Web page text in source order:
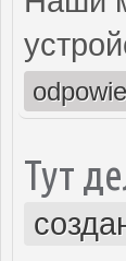
Тут